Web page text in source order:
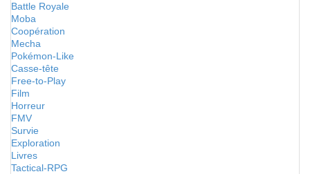
Battle Royale
Moba
Coopération
Mecha
Pokémon-Like
Casse-tête
Free-to-Play
Film
Horreur
FMV
Survie
Exploration
Livres
Tactical-RPG